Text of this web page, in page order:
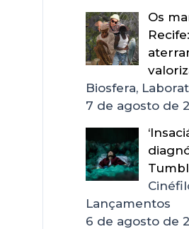
Os
Biosfera,
7 de agosto de
Lançamentos
6 de agosto de